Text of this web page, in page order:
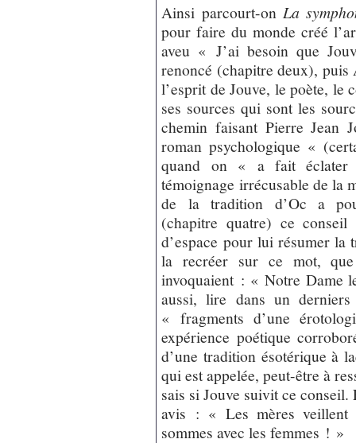
Ainsi parcourt-on La
pour faire du monde créé
aveu « J’ai besoin que
renoncé (chapitre deux),
l’esprit de Jouve, le poète, le
ses sources qui sont les
chemin faisant Pierre Jean
roman psychologique «
quand on « a fait éclater
témoignage irrécusable de la
de la tradition d’Oc a
(chapitre quatre) ce
d’espace pour lui résumer
la recréer sur ce mot,
invoquaient : « Notre Dame
aussi, lire dans un
« fragments d’une
expérience poétique
d’une tradition ésotérique à
qui est appelée, peut-être à
sais si Jouve suivit ce
avis : « Les mères veillent
sommes avec les femmes ! »